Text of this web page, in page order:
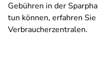
Gebühren in der
tun können, erfahren
Verbraucherzentralen.